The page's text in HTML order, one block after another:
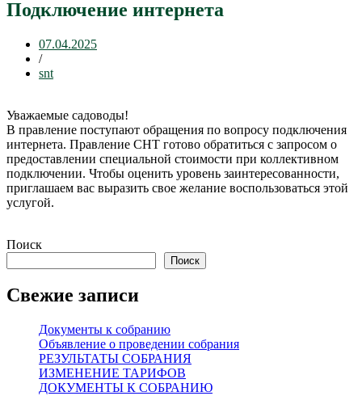
Подключение интернета
07.04.2025
/
snt
Уважаемые садоводы!
В правление поступают обращения по вопросу подключения
интернета. Правление СНТ готово обратиться с запросом о
предоставлении специальной стоимости при коллективном
подключении. Чтобы оценить уровень заинтересованности,
приглашаем вас выразить свое желание воспользоваться этой
услугой.
Поиск
Поиск
Свежие записи
Документы к собранию
Объявление о проведении собрания
РЕЗУЛЬТАТЫ СОБРАНИЯ
ИЗМЕНЕНИЕ ТАРИФОВ
ДОКУМЕНТЫ К СОБРАНИЮ